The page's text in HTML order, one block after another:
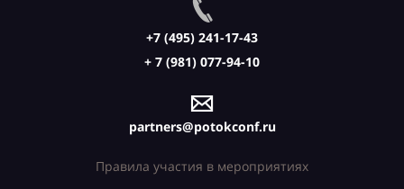
+7 (495) 241-17-43
+ 7 (981) 077-94-10
partners@potokconf.ru
Правила участия в мероприятиях